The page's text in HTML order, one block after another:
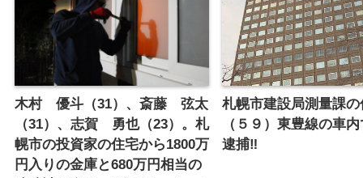
木村 優斗（31）、斎藤 弦太
（31）、志賀 勇也（23）。札
幌市の投資家の住宅から1800万
円入りの金庫と680万円相当の
札幌市建設局測量課
（５９）東豊線の車
逮捕‼️